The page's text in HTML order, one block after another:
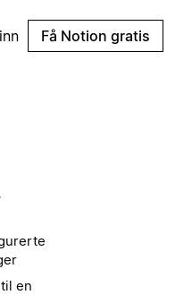
Få Notion gratis
en